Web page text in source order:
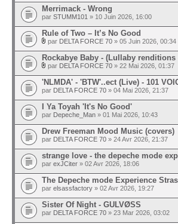
Merrimack - Wrong
par STUMM101 » 10 Juin 2026, 16:00
Rule of Two – It’s No Good
par DELTA FORCE 70 » 05 Juin 2026, 00:34
Rockabye Baby - (Lullaby renditions
par DELTA FORCE 70 » 22 Mai 2026, 01:37
'NLMDA' - 'BTW'..ect (Live) - 101
par DELTA FORCE 70 » 04 Mai 2026, 21:37
I Ya Toyah 'It's No Good'
par Depeche_Man » 01 Mai 2026, 10:43
Drew Freeman Mood Music (covers)
par DELTA FORCE 70 » 24 Avr 2026, 21:37
strange love - the depeche mode
par exJCiter » 02 Avr 2026, 18:06
The Depeche mode Experience
par elsassfactory » 02 Avr 2026, 19:27
Sister Of Night - GULVØSS
par DELTA FORCE 70 » 23 Mar 2026, 03:02